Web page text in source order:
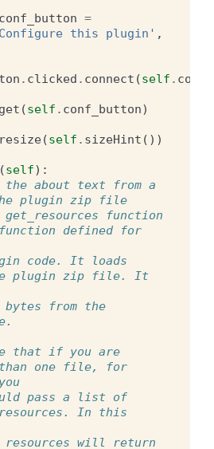
conf_button =
this plugin' ,
. clicked . connect (self .
(self . conf_button)
resize(self . sizeHint ())
(self):
the about text from a
plugin zip file
get_resources function
defined for
code. It loads
plugin zip file. It
bytes from the
that if you are
than one file, for
pass a list of
In this
will return